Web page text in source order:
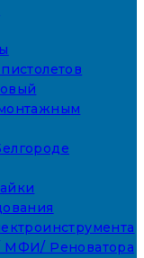
МФИ/ Реноватора